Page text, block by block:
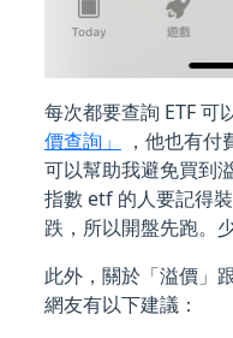
每次都要查詢 ETF 可
價查詢」
，他也有
可以幫助我避免買到
指數 etf 的人要記得
跌，所以開盤先跑。
此外，關於「溢價」
網友有以下建議：